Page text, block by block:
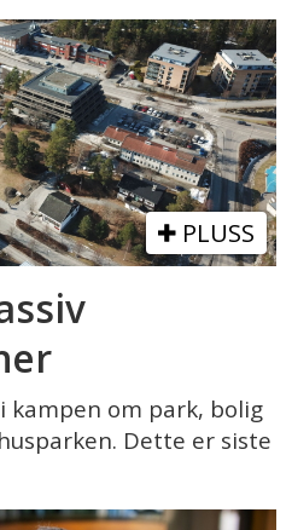
PLUSS
kampen om park, bolig
Dette er siste